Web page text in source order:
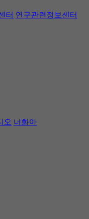
터 연구관련정보센터
오 너화아